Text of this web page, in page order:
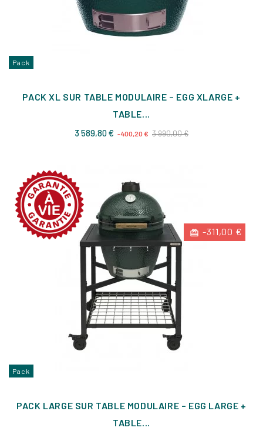
Pack
PACK XL SUR TABLE MODULAIRE – EGG XLARGE +
TABLE...
3 589,80 € Prix
-400,20 € 3 990,00 €Prix
-311,00 €
Pack
PACK LARGE SUR TABLE MODULAIRE – EGG LARGE +
TABLE...